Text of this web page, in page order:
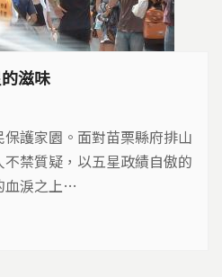
滋味
護家園。面對苗栗縣府排山
禁質疑，以五星政績自傲的
血淚之上…